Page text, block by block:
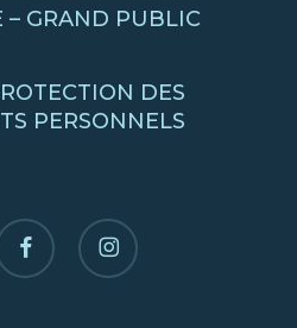
– GRAND PUBLIC
DES
PERSONNELS
instagram